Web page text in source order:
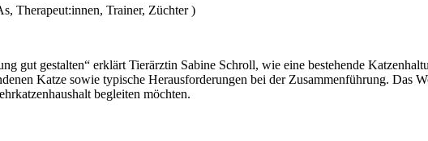
Therapeut:innen, Trainer, Züchter )
gut gestalten“ erklärt Tierärztin Sabine Schroll, wie eine bestehende
Katze sowie typische Herausforderungen bei der Zusammenführung. Das
begleiten möchten.